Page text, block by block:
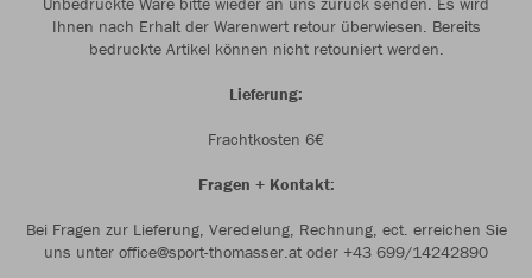
Ihnen nach Erhalt der Warenwert retour überwiesen. Bereits
bedruckte Artikel können nicht retouniert werden.
Lieferung:
Frachtkosten 6€
Fragen + Kontakt:
Bei Fragen zur Lieferung, Veredelung, Rechnung, ect. erreichen Sie
uns unter office@sport-thomasser.at oder +43 699/14242890